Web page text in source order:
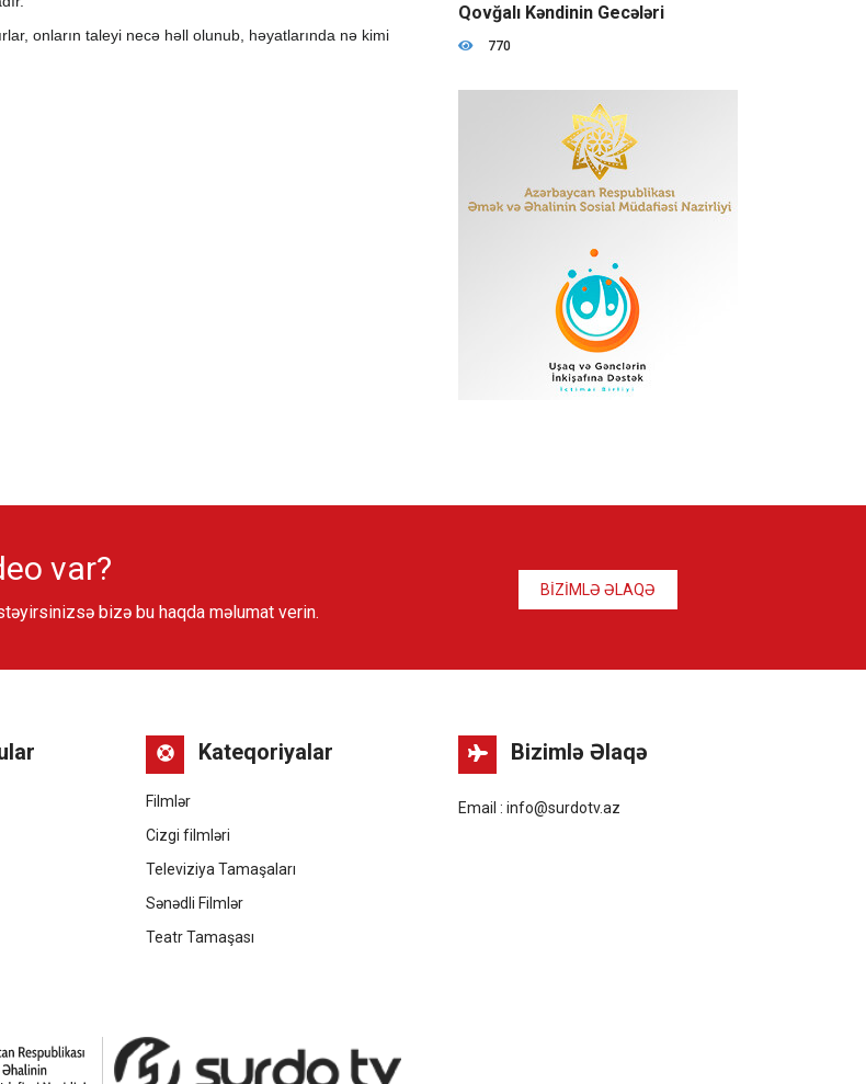
onların taleyi necə həll olunub, həyatlarında nə kimi
49:17
Qovğalı Kəndinin Gecələri
770
var?
bizə bu haqda məlumat verin.
BİZİMLƏ ƏLAQƏ
Kateqoriyalar
Filmlər
Cizgi filmləri
Televiziya Tamaşaları
Sənədli Filmlər
Teatr Tamaşası
Bizimlə Əlaqə
Email : info@surdotv.az